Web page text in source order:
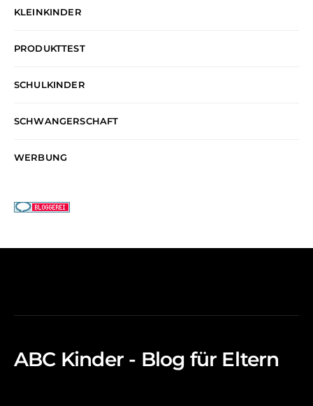
KLEINKINDER
PRODUKTTEST
SCHULKINDER
SCHWANGERSCHAFT
WERBUNG
ABC Kinder - Blog für Eltern